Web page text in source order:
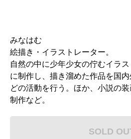
みなはむ
絵描き・イラストレーター。
自然の中に少年少女の佇むイラ
に制作し、描き溜めた作品を国
どの活動を行う。ほか、小説の
制作など。
SOLD